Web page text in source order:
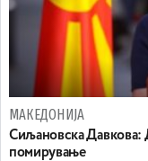
МАКЕДОНИЈА
Сиљановска Давкова:
помирување